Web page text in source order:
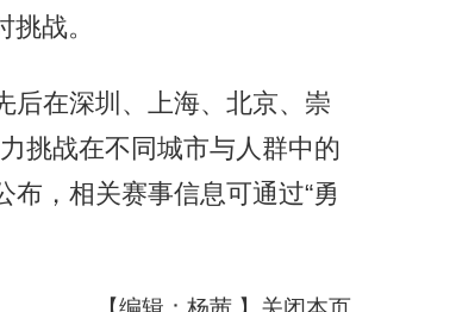
战。
在深圳、上海、北京、崇
挑战在不同城市与人群中的
，相关赛事信息可通过“勇